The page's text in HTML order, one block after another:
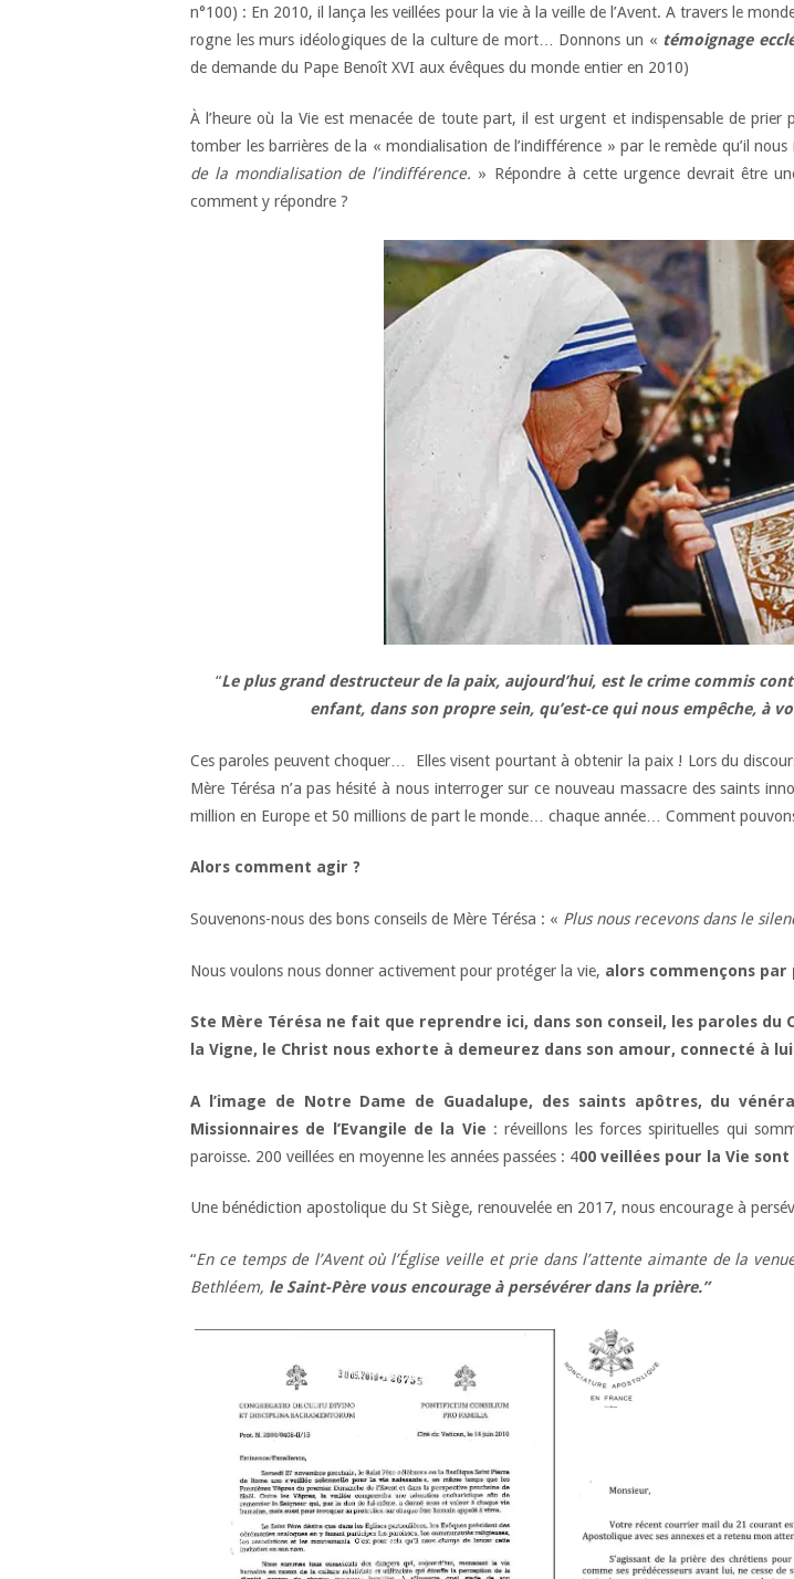
n°100) : En 2010, il lança les veillées pour la vie à la veille de l’Avent. A travers le
rogne les murs idéologiques de la culture de mort… Donnons un « témoignage
de demande du Pape Benoît XVI aux évêques du monde entier en 2010)
À l’heure où la Vie est menacée de toute part, il est urgent et indispensable de
tomber les barrières de la « mondialisation de l’indifférence » par le remède qu’il
de la mondialisation de l’indifférence. » Répondre à cette urgence devrait être
comment y répondre ?
“Le plus grand destructeur de la paix, aujourd’hui, est le crime commis
enfant, dans son propre sein, qu’est­-ce qui nous empêche, à
Ces paroles peuvent choquer… Elles visent pourtant à obtenir la paix ! Lors du
Mère Térésa n’a pas hésité à nous interroger sur ce nouveau massacre des saints
million en Europe et 50 millions de part le monde… chaque année… Comment
Alors comment agir ?
Souvenons-nous des bons conseils de Mère Térésa : « Plus nous recevons dans le
Nous voulons nous donner activement pour protéger la vie, alors commençons par
Ste Mère Térésa ne fait que reprendre ici, dans son conseil, les paroles
la Vigne, le Christ nous exhorte à demeurez dans son amour, connecté à
A l’image de Notre Dame de Guadalupe, des saints apôtres, du
Missionnaires de l’Evangile de la Vie : réveillons les forces spirituelles qui
paroisse. 200 veillées en moyenne les années passées : 400 veillées pour la Vie
Une bénédiction apostolique du St Siège, renouvelée en 2017, nous encourage à
“En ce temps de l’Avent où l’Église veille et prie dans l’attente aimante de la
Bethléem, le Saint-­Père vous encourage à persévérer dans la prière.”